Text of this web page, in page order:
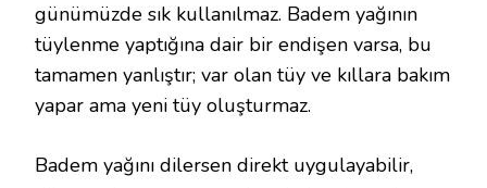
günümüzde sık kullanılmaz. Badem yağının
tüylenme yaptığına dair bir endişen varsa, bu
tamamen yanlıştır; var olan tüy ve kıllara bakım
yapar ama yeni tüy oluşturmaz.
Badem yağını dilersen direkt uygulayabilir,